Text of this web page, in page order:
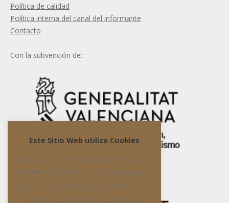
Política de calidad
Política interna del canal del informante
Contacto
Con la subvención de:
Este Sitio Web utiliza Cookies
Las Cookies son archivos que recogen
información sobre el uso y navegación
que el Usuario realiza en la Web y cuya
finalidad principal es conocer al